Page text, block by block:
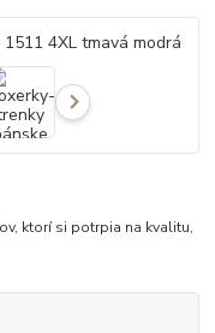
ktorí si potrpia na kvalitu,